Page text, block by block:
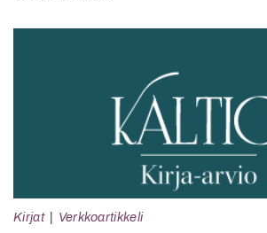
Kirjat Verkkoartikkeli